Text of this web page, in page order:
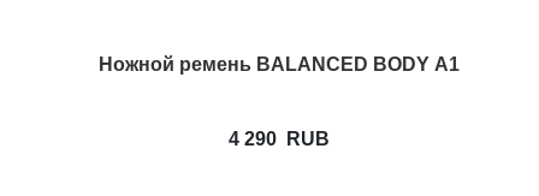
Ножной ремень BALANCED BODY А1
4 290 RUB